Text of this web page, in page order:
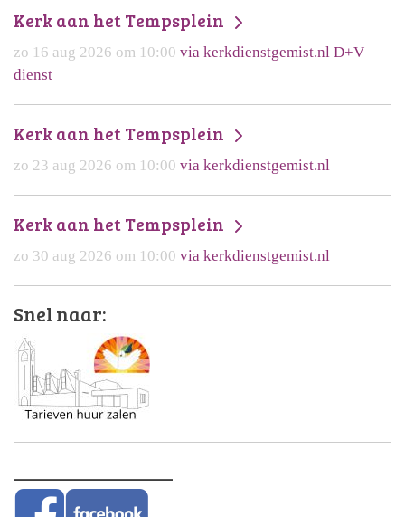
Kerk aan het Tempsplein
zo 16 aug 2026 om 10:00 via kerkdienstgemist.nl D+V
dienst
Kerk aan het Tempsplein
zo 23 aug 2026 om 10:00 via kerkdienstgemist.nl
Kerk aan het Tempsplein
zo 30 aug 2026 om 10:00 via kerkdienstgemist.nl
Snel naar: